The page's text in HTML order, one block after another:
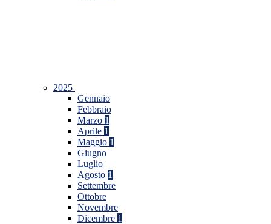
2025
Gennaio
Febbraio
Marzo 1
Aprile 1
Maggio 1
Giugno
Luglio
Agosto 1
Settembre
Ottobre
Novembre
Dicembre 1